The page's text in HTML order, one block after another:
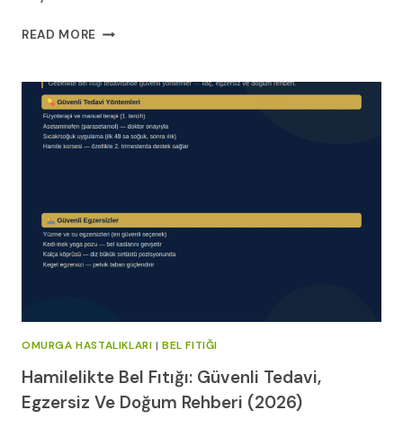
READ MORE A’DAN
AĞRISI
REHBERI:
NEDENLERI,
TEHLIKELI
VE
SIK
SORULAN
OMURGA HASTALIKLARI |BEL FITIĞI
Hamilelikte Bel Fıtığı: Güvenli Tedavi,
Egzersiz Ve Doğum Rehberi (2026)